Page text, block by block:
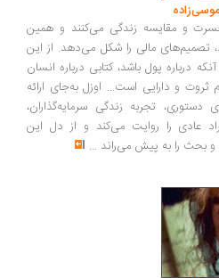
و مقایسه زندگی می‌کنند و همین
تصمیم‌های مالی را شکل می‌دهد. از این
درباره پول باشد، کتابی درباره انسان
ثروت و دارایی است... اوزل به‌جای ارائه
تجربه زندگی سرمایه‌گذاران،
عادی را روایت می‌کند و از دل این
و بحث را به پیش می‌راند ...